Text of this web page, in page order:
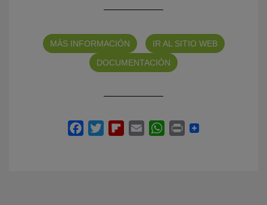
MÁS INFORMACIÓN
IR AL SITIO WEB
DOCUMENTACIÓN